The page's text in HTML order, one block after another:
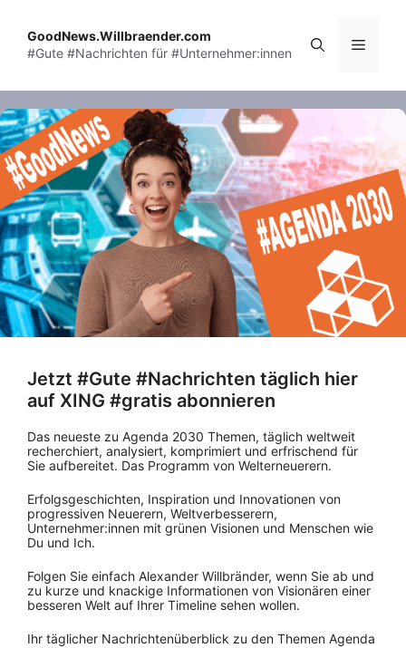
content
GoodNews.Willbraender.com
#Gute #Nachrichten für #Unternehmer:innen
Menu
Jetzt #Gute #Nachrichten täglich hier
auf XING #gratis abonnieren
Das neueste zu Agenda 2030 Themen, täglich weltweit
recherchiert, analysiert, komprimiert und erfrischend für
Sie aufbereitet. Das Programm von Welterneuerern.
Erfolgsgeschichten, Inspiration und Innovationen von
progressiven Neuerern, Weltverbesserern,
Unternehmer:innen mit grünen Visionen und Menschen wie
Du und Ich.
Folgen Sie einfach Alexander Willbränder, wenn Sie ab und
zu kurze und knackige Informationen von Visionären einer
besseren Welt auf Ihrer Timeline sehen wollen.
Ihr täglicher Nachrichtenüberblick zu den Themen Agenda